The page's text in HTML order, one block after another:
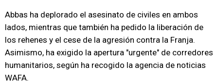
Abbas ha deplorado el asesinato de civiles en ambos
lados, mientras que también ha pedido la liberación de
los rehenes y el cese de la agresión contra la Franja.
Asimismo, ha exigido la apertura "urgente" de corredores
humanitarios, según ha recogido la agencia de noticias
WAFA.